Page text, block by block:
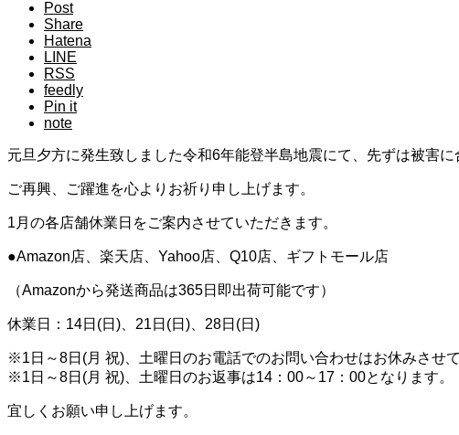
Post
Share
Hatena
LINE
RSS
feedly
Pin it
note
元旦夕方に発生致しました令和6年能登半島地震にて、先ずは被害
ご再興、ご躍進を心よりお祈り申し上げます。
1月の各店舗休業日をご案内させていただきます。
●Amazon店、楽天店、Yahoo店、Q10店、ギフトモール店
（Amazonから発送商品は365日即出荷可能です）
休業日：14日(日)、21日(日)、28日(日)
※1日～8日(月 祝)、土曜日のお電話でのお問い合わせはお休みさせ
※1日～8日(月 祝)、土曜日のお返事は14：00～17：00となります。
宜しくお願い申し上げます。